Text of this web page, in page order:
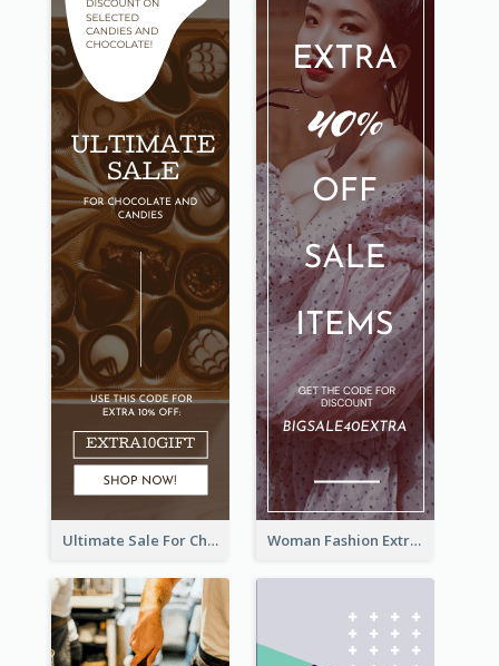
Ultimate Sale For Chocolate And Candies Wide Skyscraper Banner Woman Fashion Extra Sale Wide Skyscraper Banner